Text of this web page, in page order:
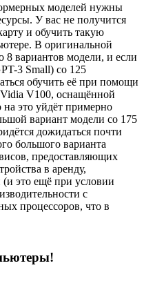
моделей нужны
У вас не получится
и обучить такую
В оригинальной
8 вариантов модели, и если
3 Small) со 125
обучить её при помощи
V100, оснащённой
это уйдёт примерно
вариант модели со 175
дожидаться почти
большого варианта
предоставляющих
в аренду,
(и это ещё при условии
с
процессоров, что в